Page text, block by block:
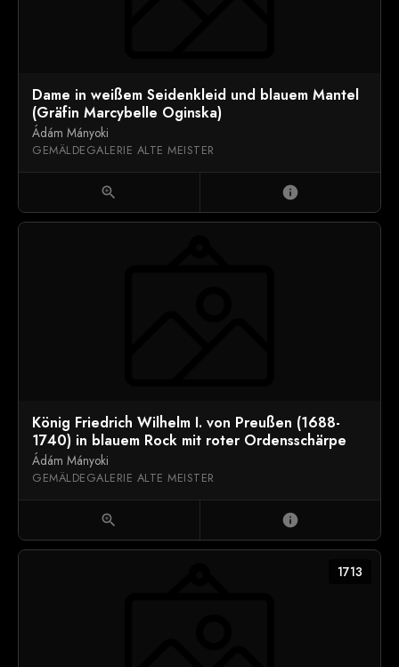
Dame in weißem Seidenkleid und blauem Mantel
(Gräfin Marcybelle Oginska)
Ádám Mányoki
GEMÄLDEGALERIE ALTE MEISTER
zoom_in info
König Friedrich Wilhelm I. von Preußen (1688-
1740) in blauem Rock mit roter Ordensschärpe
Ádám Mányoki
GEMÄLDEGALERIE ALTE MEISTER
zoom_in info
1713